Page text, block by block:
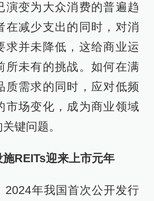
演变为大众消费的普遍趋
在减少支出的同时，对消
求并未降低，这给商业运
所未有的挑战。如何在满
质需求的同时，应对低频
市场变化，成为商业领域
键问题。
REITs迎来上市元年
2024年我国首次公开发行